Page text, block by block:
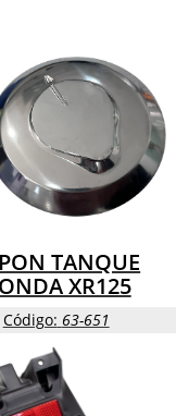
TANQUE
XR125
Código: 63-651